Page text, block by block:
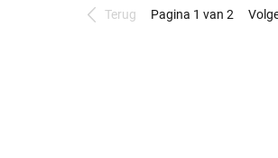
Terug Pagina 1 van 2